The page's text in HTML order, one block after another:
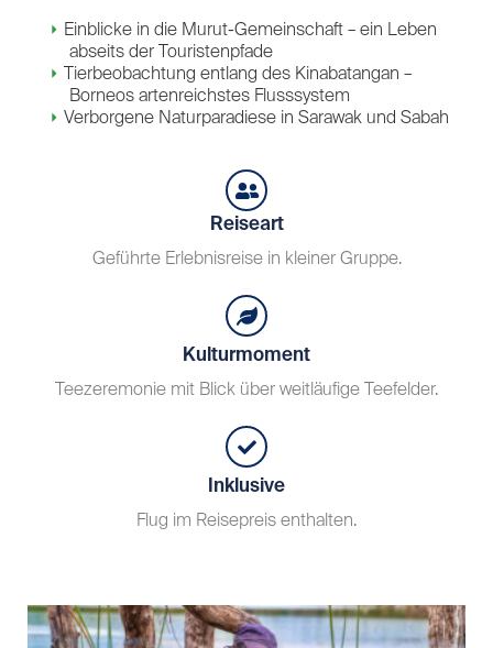
Einblicke in die Murut-Gemeinschaft – ein Leben
abseits der Touristenpfade
Tierbeobachtung entlang des Kinabatangan –
Borneos artenreichstes Flusssystem
Verborgene Naturparadiese in Sarawak und Sabah
Reiseart
Geführte Erlebnisreise in kleiner Gruppe.
Kulturmoment
Teezeremonie mit Blick über weitläufige Teefelder.
Inklusive
Flug im Reisepreis enthalten.